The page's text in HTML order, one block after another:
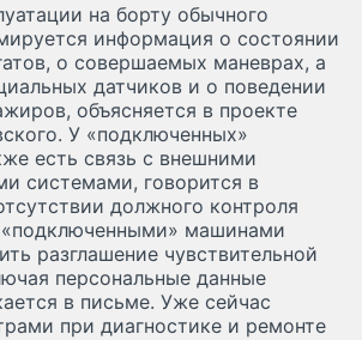
на борту обычного
информация о состоянии
о совершаемых маневрах, а
датчиков и о поведении
объясняется в проекте
У «подключенных»
есть связь с внешними
системами, говорится в
должного контроля
«подключенными» машинами
разглашение чувствительной
персональные данные
в письме. Уже сейчас
при диагностике и ремонте